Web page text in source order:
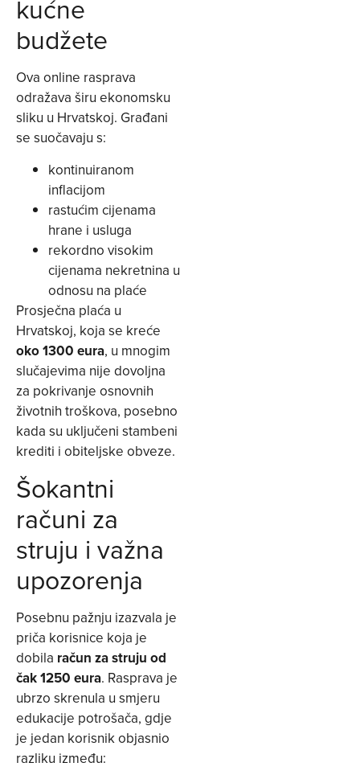
kućne
budžete
Ova online rasprava
odražava širu ekonomsku
sliku u Hrvatskoj. Građani
se suočavaju s:
kontinuiranom
inflacijom
rastućim cijenama
hrane i usluga
rekordno visokim
cijenama nekretnina u
odnosu na plaće
Prosječna plaća u
Hrvatskoj, koja se kreće
oko 1300 eura, u mnogim
slučajevima nije dovoljna
za pokrivanje osnovnih
životnih troškova, posebno
kada su uključeni stambeni
krediti i obiteljske obveze.
Šokantni
računi za
struju i važna
upozorenja
Posebnu pažnju izazvala je
priča korisnice koja je
dobila račun za struju od
čak 1250 eura. Rasprava je
ubrzo skrenula u smjeru
edukacije potrošača, gdje
je jedan korisnik objasnio
razliku između: